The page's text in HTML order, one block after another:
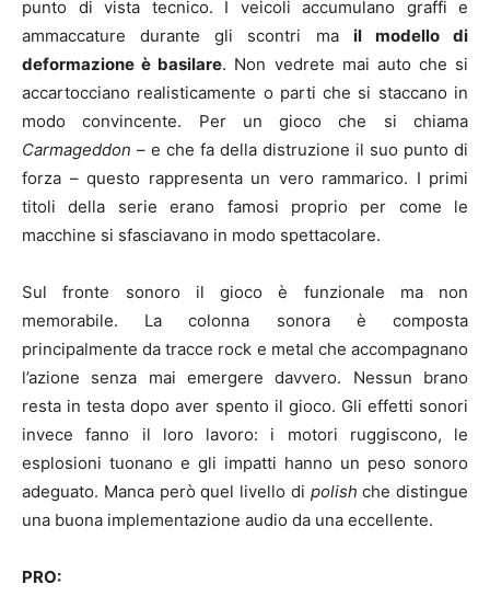
punto di vista tecnico. I veicoli accumulano graffi e
ammaccature durante gli scontri ma il modello di
deformazione è basilare. Non vedrete mai auto che si
accartocciano realisticamente o parti che si staccano in
modo convincente. Per un gioco che si chiama
Carmageddon – e che fa della distruzione il suo punto di
forza – questo rappresenta un vero rammarico. I primi
titoli della serie erano famosi proprio per come le
macchine si sfasciavano in modo spettacolare.
Sul fronte sonoro il gioco è funzionale ma non
memorabile. La colonna sonora è composta
principalmente da tracce rock e metal che accompagnano
l’azione senza mai emergere davvero. Nessun brano
resta in testa dopo aver spento il gioco. Gli effetti sonori
invece fanno il loro lavoro: i motori ruggiscono, le
esplosioni tuonano e gli impatti hanno un peso sonoro
adeguato. Manca però quel livello di polish che distingue
una buona implementazione audio da una eccellente.
PRO: